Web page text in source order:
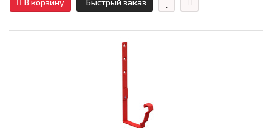
В корзину Быстрый заказ